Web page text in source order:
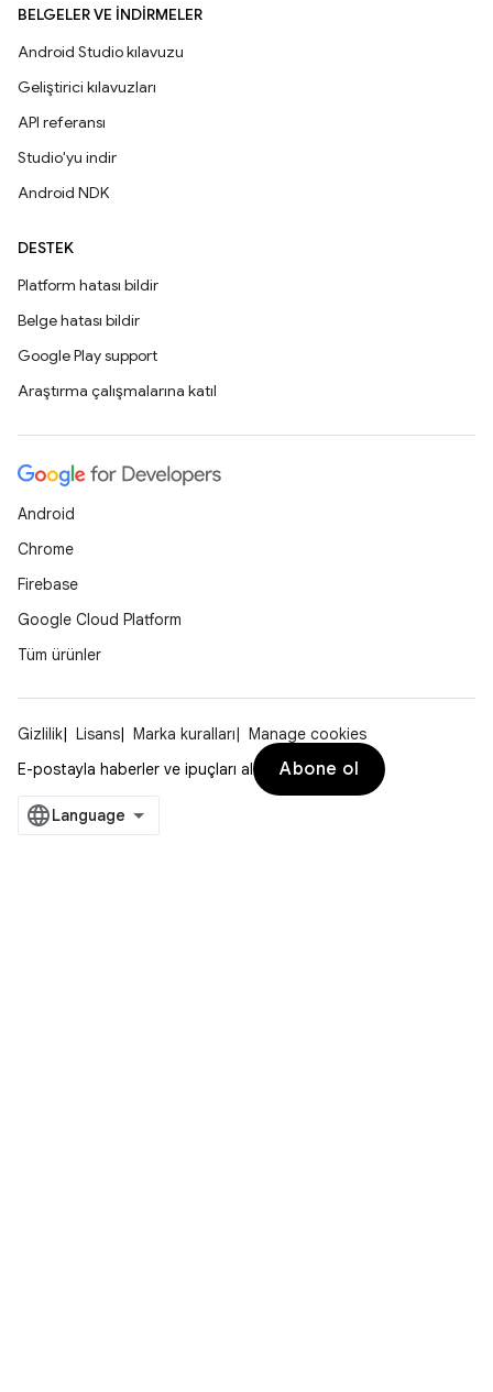
BELGELER VE İNDIRMELER
Android Studio kılavuzu
Geliştirici kılavuzları
API referansı
Studio'yu indir
Android NDK
DESTEK
Platform hatası bildir
Belge hatası bildir
Google Play support
Araştırma çalışmalarına katıl
Android
Chrome
Firebase
Google Cloud Platform
Tüm ürünler
Gizlilik Lisans Marka kuralları
Manage cookies
E-postayla haberler ve ipuçları al
Abone ol